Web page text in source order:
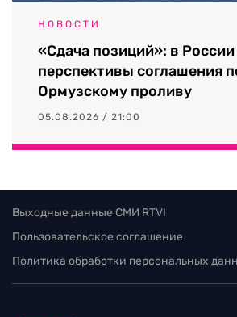
НОВОСТИ
«Сдача позиций»: в
перспективы соглашения
Ормузскому проливу
05.08.2026 / 21:00
Выходные данные СМИ RTVI
Пользовательское соглашение
Политика обработки персональных